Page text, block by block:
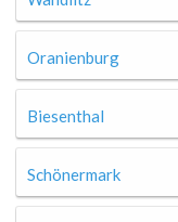
Oranienburg
Biesenthal
Schönermark